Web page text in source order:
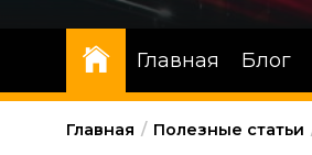
Главная Блог
Главная Полезные статьи